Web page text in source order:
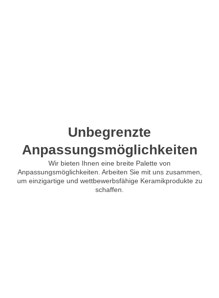
Unbegrenzte
Anpassungsmöglichkeiten
Wir bieten Ihnen eine breite Palette von
Anpassungsmöglichkeiten. Arbeiten Sie mit uns zusammen,
um einzigartige und wettbewerbsfähige Keramikprodukte zu
schaffen.